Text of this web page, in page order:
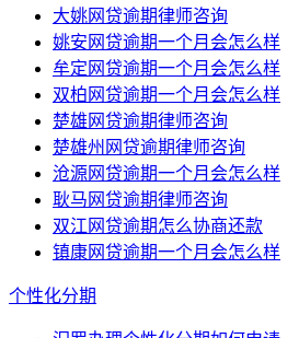
大姚网贷逾期律师咨询
姚安网贷逾期一个月会怎么样
牟定网贷逾期一个月会怎么样
双柏网贷逾期一个月会怎么样
楚雄网贷逾期律师咨询
楚雄州网贷逾期律师咨询
沧源网贷逾期一个月会怎么样
耿马网贷逾期律师咨询
双江网贷逾期怎么协商还款
镇康网贷逾期一个月会怎么样
个性化分期